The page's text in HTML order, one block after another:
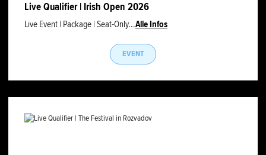
Live Qualifier | Irish Open 2026
Live Event | Package | Seat-Only...Alle Infos
EVENT